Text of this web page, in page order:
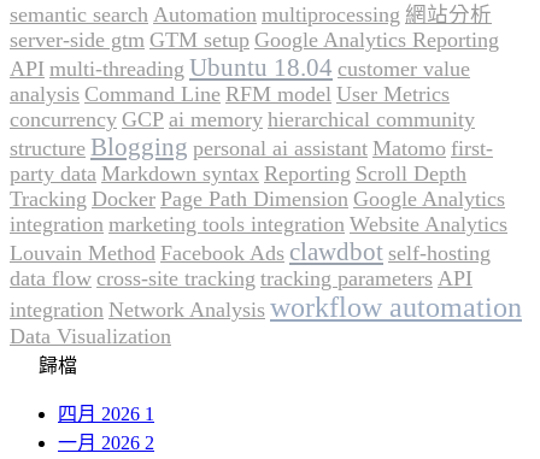
semantic search Automation multiprocessing 網站分析
server-side gtm GTM setup Google Analytics Reporting
API multi-threading Ubuntu 18.04 customer value
analysis Command Line RFM model User Metrics
concurrency GCP ai memory hierarchical community
structure Blogging personal ai assistant Matomo first-
party data Markdown syntax Reporting Scroll Depth
Tracking Docker Page Path Dimension Google Analytics
integration marketing tools integration Website Analytics
Louvain Method Facebook Ads clawdbot self-hosting
data flow cross-site tracking tracking parameters API
integration Network Analysis workflow automation
Data Visualization
歸檔
四月 2026 1
一月 2026 2